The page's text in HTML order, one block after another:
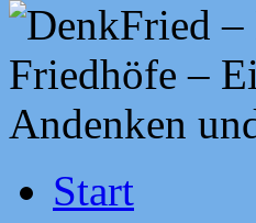
Start